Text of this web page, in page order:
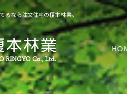
るなら注文住宅の榎本林業。